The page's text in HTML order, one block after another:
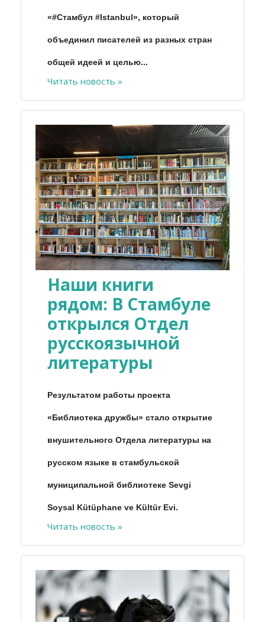
«#Стамбул #Istanbul», который
объединил писателей из разных стран
общей идеей и целью...
Читать новость »
Наши книги
рядом: В Стамбуле
открылся Отдел
русскоязычной
литературы
Результатом работы проекта
«Библиотека дружбы» стало открытие
внушительного Отдела литературы на
русском языке в стамбульской
муниципальной библиотеке Sevgi
Soysal Kütüphane ve Kültür Evi.
Читать новость »